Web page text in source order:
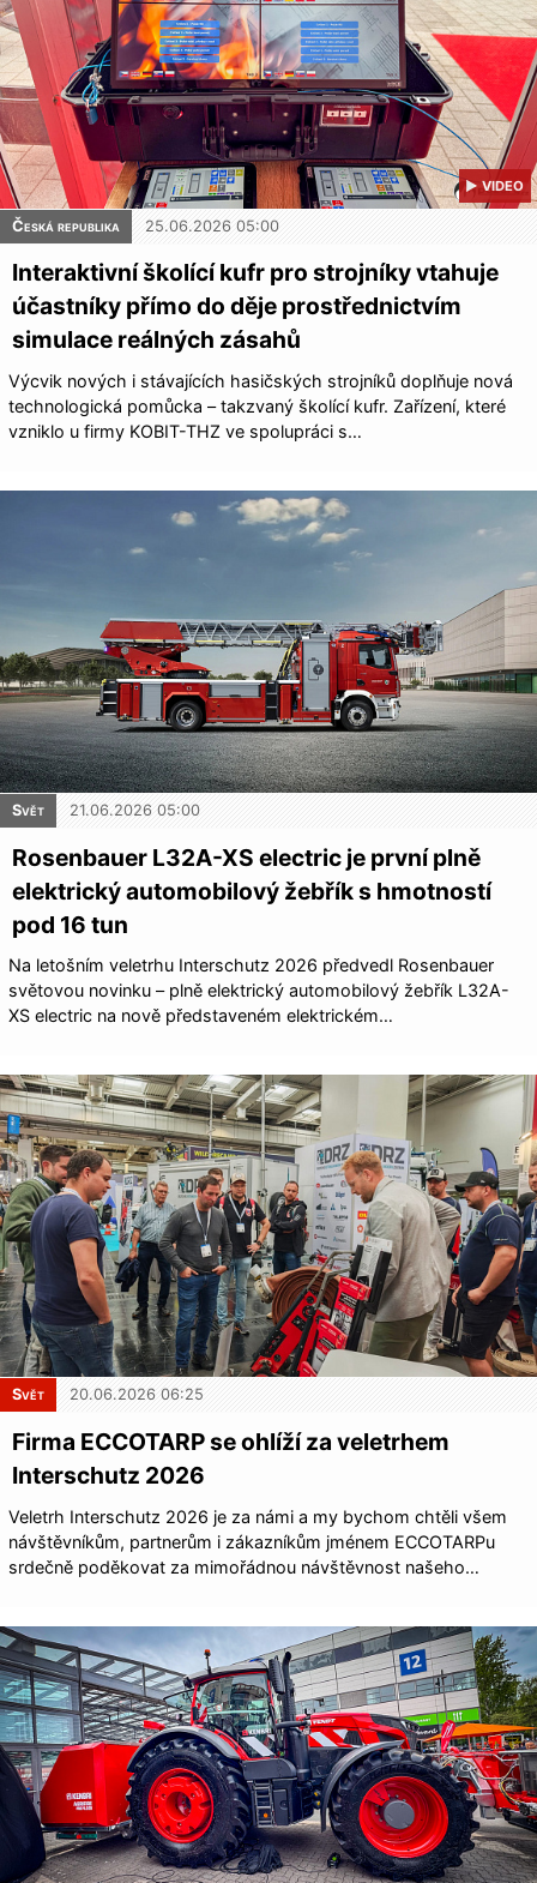
▶ VIDEO
Česká republika 25.06.2026 05:00
Interaktivní školící kufr pro strojníky vtahuje
účastníky přímo do děje prostřednictvím
simulace reálných zásahů
Výcvik nových i stávajících hasičských strojníků doplňuje nová
technologická pomůcka – takzvaný školící kufr. Zařízení, které
vzniklo u firmy KOBIT-THZ ve spolupráci s…
Svět 21.06.2026 05:00
Rosenbauer L32A-XS electric je první plně
elektrický automobilový žebřík s hmotností
pod 16 tun
Na letošním veletrhu Interschutz 2026 předvedl Rosenbauer
světovou novinku – plně elektrický automobilový žebřík L32A-
XS electric na nově představeném elektrickém…
Svět 20.06.2026 06:25
Firma ECCOTARP se ohlíží za veletrhem
Interschutz 2026
Veletrh Interschutz 2026 je za námi a my bychom chtěli všem
návštěvníkům, partnerům i zákazníkům jménem ECCOTARPu
srdečně poděkovat za mimořádnou návštěvnost našeho…